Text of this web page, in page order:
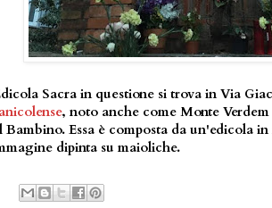
Sacra in questione si trova in Via
, noto anche come Monte
Bambino. Essa è composta da un'edicola
dipinta su maioliche.